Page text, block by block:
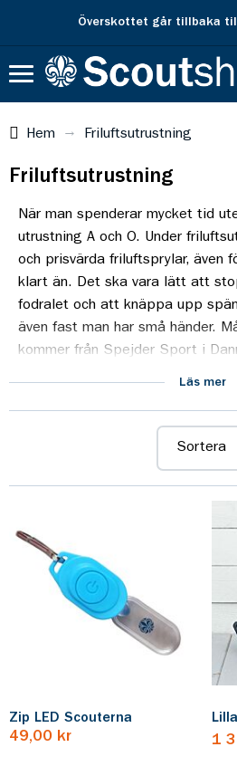
Fri frakt över
Hem Friluftsutrustning
Friluftsutrustning
När man spenderar mycket tid
utrustning A och O. Under
och prisvärda friluftsprylar, även
klart än. Det ska vara lätt att
fodralet och att knäppa upp
även fast man har små händer.
kommer från Spejder Sport i
Läs mer
Zip LED Scouterna
49,00 kr 1